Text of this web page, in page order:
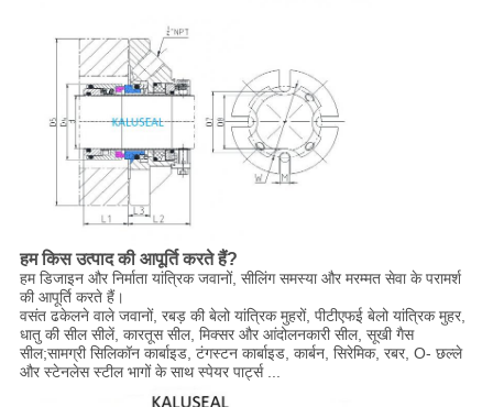
हम किस उत्पाद की आपूर्ति करते हैं?
हम डिजाइन और निर्माता यांत्रिक जवानों, सीलिंग समस्या और मरम्मत सेवा के परामर्श
की आपूर्ति करते हैं।
वसंत ढकेलने वाले जवानों, रबड़ की बेलो यांत्रिक मुहरों, पीटीएफई बेलो यांत्रिक मुहर,
धातु की सील सीलें, कारतूस सील, मिक्सर और आंदोलनकारी सील, सूखी गैस
सील;सामग्री सिलिकॉन कार्बाइड, टंगस्टन कार्बाइड, कार्बन, सिरेमिक, रबर, O- छल्ले
और स्टेनलेस स्टील भागों के साथ स्पेयर पार्ट्स ...